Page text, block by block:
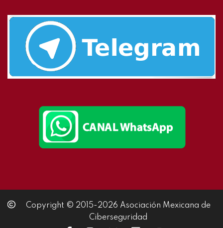
Copyright © 2015-2026 Asociación Mexicana de
Ciberseguridad